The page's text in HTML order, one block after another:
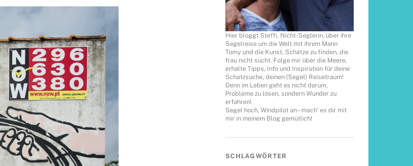
Hier bloggt Steffi, Nicht-Seglerin, über ihre
Segelreise um die Welt mit ihrem Mann
Tomy und die Kunst, Schätze zu finden, die
frau nicht sucht. Folge mir über die Meere,
erhalte Tipps, Info und Inspiration für deine
Schatzsuche, deinen (Segel) Reisetraum!
Denn im Leben geht es nicht darum,
Probleme zu lösen, sondern Wunder zu
erfahren!
Segel hoch, Windpilot an – mach‘ es dir mit
mir in meinem Blog gemütlich!
SCHLAGWÖRTER